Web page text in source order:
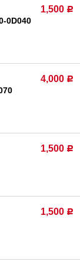
0D040
1,500 Р
4,000 Р
1,500 Р
1,500 Р